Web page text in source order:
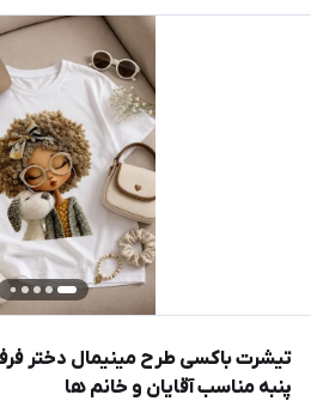
تیشرت باکسی طرح مینیمال دختر
پنبه مناسب آقایان و خانم ها